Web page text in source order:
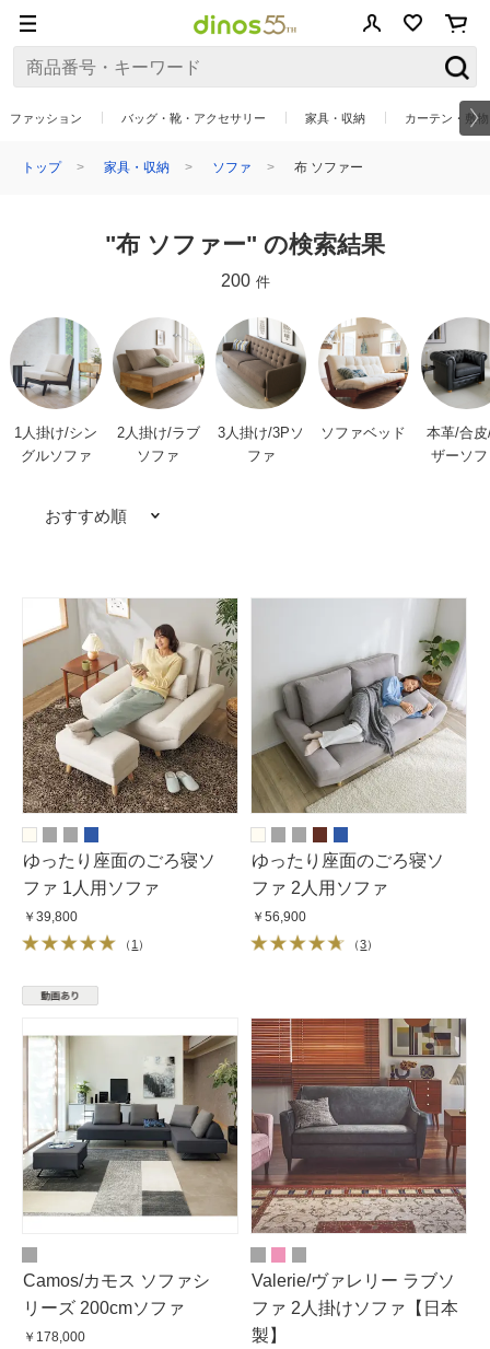
ファッション バッグ・靴・アクセサリー 家具・収納 カーテン・敷
トップ 家具・収納 ソファ 布 ソファー
"布 ソファー" の検索結果
200 件
1人掛け/シン
グルソファ
2人掛け/ラブ
ソファ
3人掛け/3Pソ
ファ
ソファベッド
本革/合
ザーソ
おすすめ順
ゆったり座面のごろ寝ソ
ファ 1人用ソファ
￥39,800
（ 1 ）
ゆったり座面のごろ寝ソ
ファ 2人用ソファ
￥56,900
（3）
Camos/カモス ソファシ
リーズ 200cmソファ
￥178,000
Valerie/ヴァレリー ラブソ
ファ 2人掛けソファ【日本
製】